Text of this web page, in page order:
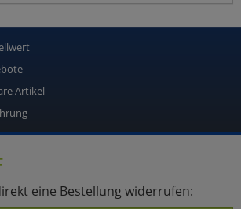
Artikel
eine Bestellung widerrufen: